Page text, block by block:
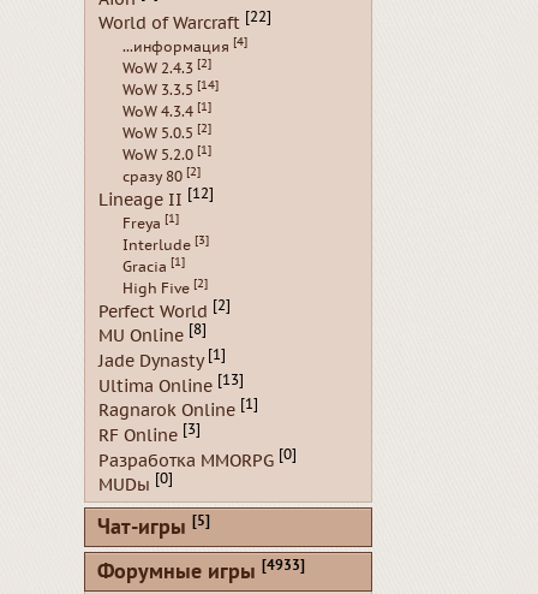
World of Warcraft [22]
...информация [4]
WoW 2.4.3 [2]
WoW 3.3.5 [14]
WoW 4.3.4 [1]
WoW 5.0.5 [2]
WoW 5.2.0 [1]
сразу 80 [2]
Lineage II [12]
Freya [1]
Interlude [3]
Gracia [1]
High Five [2]
Perfect World [2]
MU Online [8]
Jade Dynasty [1]
Ultima Online [13]
Ragnarok Online [1]
RF Online [3]
Разработка MMORPG [0]
MUDы [0]
Чат-игры [5]
Форумные игры [4933]